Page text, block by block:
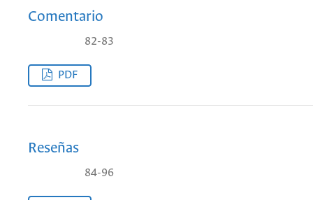
Comentario
82-83
PDF
Reseñas
84-96